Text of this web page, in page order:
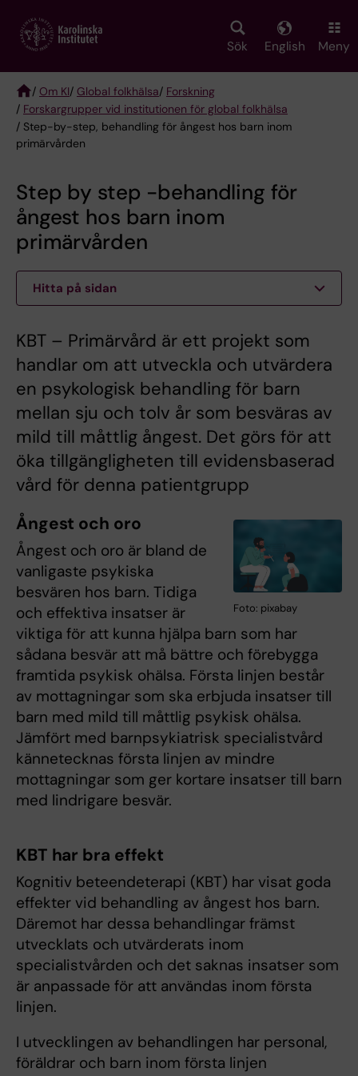
main
Sök English Meny
Breadcrumb
/ Om KI/ Global folkhälsa/ Forskning
/ Forskargrupper vid institutionen för global folkhälsa
/ Step-by-step, behandling för ångest hos barn inom
primärvården
Step by step -behandling för
ångest hos barn inom
primärvården
Hitta på sidan
KBT – Primärvård är ett projekt som
handlar om att utveckla och utvärdera
en psykologisk behandling för barn
mellan sju och tolv år som besväras av
mild till måttlig ångest. Det görs för att
öka tillgängligheten till evidensbaserad
vård för denna patientgrupp
Foto: pixabay
Ångest och oro
Ångest och oro är bland de
vanligaste psykiska
besvären hos barn. Tidiga
och effektiva insatser är
viktiga för att kunna hjälpa barn som har
sådana besvär att må bättre och förebygga
framtida psykisk ohälsa. Första linjen består
av mottagningar som ska erbjuda insatser till
barn med mild till måttlig psykisk ohälsa.
Jämfört med barnpsykiatrisk specialistvård
kännetecknas första linjen av mindre
mottagningar som ger kortare insatser till barn
med lindrigare besvär.
KBT har bra effekt
Kognitiv beteendeterapi (KBT) har visat goda
effekter vid behandling av ångest hos barn.
Däremot har dessa behandlingar främst
utvecklats och utvärderats inom
specialistvården och det saknas insatser som
är anpassade för att användas inom första
linjen.
I utvecklingen av behandlingen har personal,
föräldrar och barn inom första linjen